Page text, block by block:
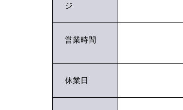
ジ
営業時間
休業日